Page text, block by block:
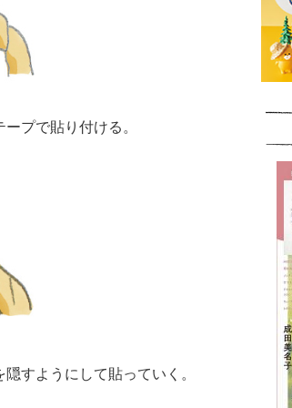
プで貼り付ける。
すようにして貼っていく。